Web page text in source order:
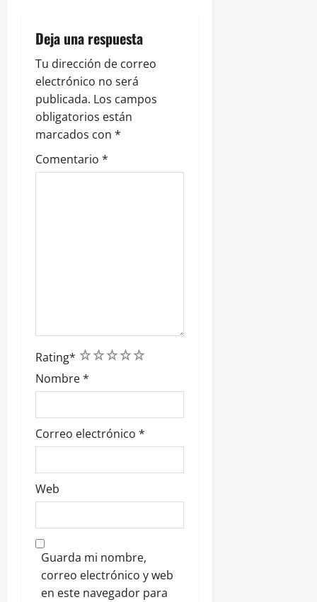
t
r
a
d
a
Deja una respuesta
Tu dirección de correo
electrónico no será
publicada. Los campos
obligatorios están
marcados con *
Comentario *
Rating* 5
4
3
2
1
Nombre*
Correo electrónico *
Web
Guarda mi nombre,
correo electrónico y web
en este navegador para